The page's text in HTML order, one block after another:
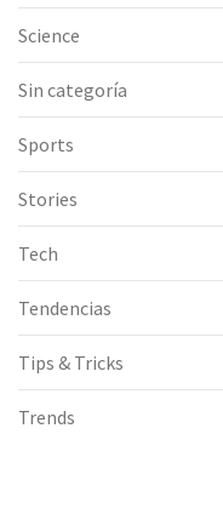
Science
Sin categoría
Sports
Stories
Tech
Tendencias
Tips & Tricks
Trends